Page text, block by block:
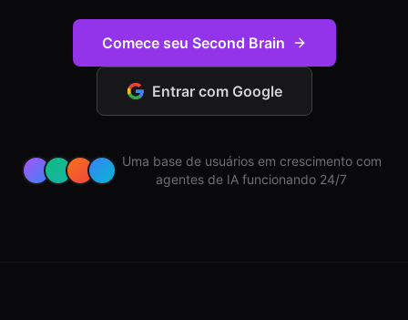
Começar
Comece seu Second Brain
Entrar com Google
Uma base de usuários em crescimento com
agentes de IA funcionando 24/7